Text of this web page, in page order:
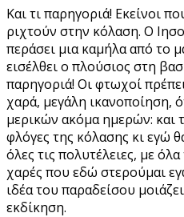
Και τι παρηγοριά! Εκείνοι
ριχτούν στην κόλαση. Ο
περάσει μια καμήλα από το
εισέλθει ο πλούσιος στη
παρηγοριά! Οι φτωχοί
χαρά, μεγάλη ικανοποίηση,
μερικών ακόμα ημερών: και
φλόγες της κόλασης κι εγώ
όλες τις πολυτέλειες, με
χαρές που εδώ στερούμαι
ιδέα του παραδείσου
εκδίκηση.